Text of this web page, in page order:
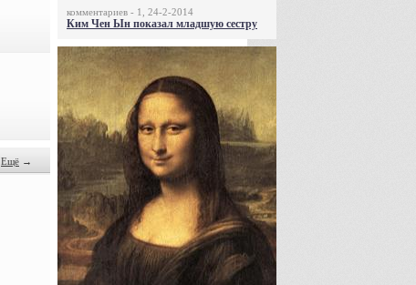
Ещё →
комментариев - 1, 24-2-2014
Ким Чен Ын показал младшую сестру